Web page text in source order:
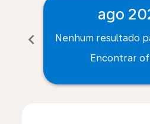
chevron_left
ago
Nenhum resultado
Encontrar